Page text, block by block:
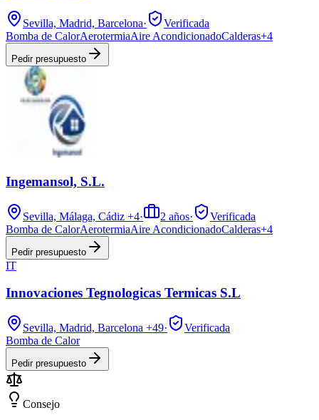
Sevilla, Madrid, Barcelona·
Verificada
Bomba de CalorAerotermiaAire AcondicionadoCalderas+4
Pedir presupuesto
Ingemansol, S.L.
Sevilla, Málaga, Cádiz +4· 2 años·
Verificada
Bomba de CalorAerotermiaAire AcondicionadoCalderas+4
Pedir presupuesto
IT
Innovaciones Tegnologicas Termicas S.L
Sevilla, Madrid, Barcelona +49·
Verificada
Bomba de Calor
Pedir presupuesto
Consejo